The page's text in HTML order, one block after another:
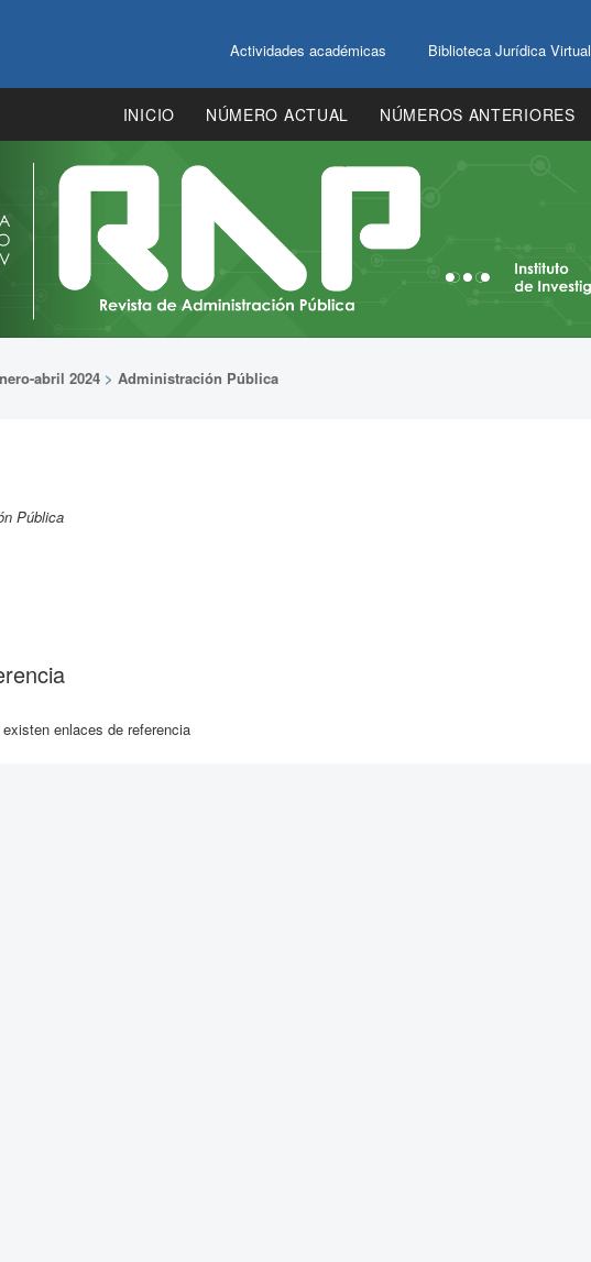
Actividades académicas Biblioteca Jurídica Virtual
INICIO NÚMERO ACTUAL NÚMEROS ANTERIORES
abril 2024 > Administración Pública
Pública
enlaces de referencia